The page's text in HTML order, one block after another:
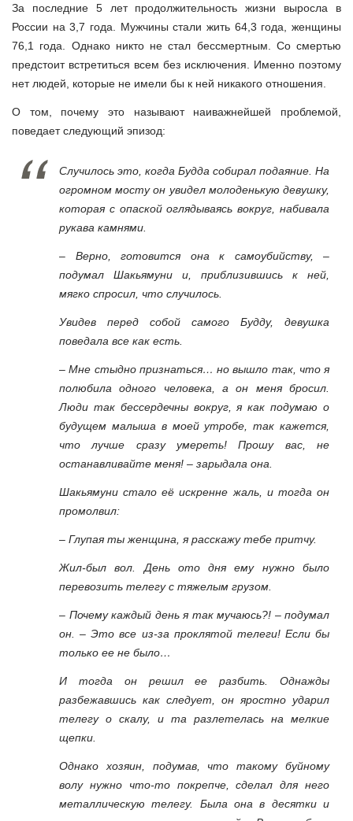
За последние 5 лет продолжительность жизни выросла в
России на 3,7 года. Мужчины стали жить 64,3 года, женщины
76,1 года. Однако никто не стал бессмертным. Со смертью
предстоит встретиться всем без исключения. Именно поэтому
нет людей, которые не имели бы к ней никакого отношения.
О том, почему это называют наиважнейшей проблемой,
поведает следующий эпизод:
Случилось это, когда Будда собирал подаяние. На
огромном мосту он увидел молоденькую девушку,
которая с опаской оглядываясь вокруг, набивала
рукава камнями.
– Верно, готовится она к самоубийству, –
подумал Шакьямуни и, приблизившись к ней,
мягко спросил, что случилось.
Увидев перед собой самого Будду, девушка
поведала все как есть.
– Мне стыдно признаться… но вышло так, что я
полюбила одного человека, а он меня бросил.
Люди так бессердечны вокруг, я как подумаю о
будущем малыша в моей утробе, так кажется,
что лучше сразу умереть! Прошу вас, не
останавливайте меня! – зарыдала она.
Шакьямуни стало её искренне жаль, и тогда он
промолвил:
– Глупая ты женщина, я расскажу тебе притчу.
Жил-был вол. День ото дня ему нужно было
перевозить телегу с тяжелым грузом.
– Почему каждый день я так мучаюсь?! – подумал
он. – Это все из-за проклятой телеги! Если бы
только ее не было…
И тогда он решил ее разбить. Однажды
разбежавшись как следует, он яростно ударил
телегу о скалу, и та разлетелась на мелкие
щепки.
Однако хозяин, подумав, что такому буйному
волу нужно что-то покрепче, сделал для него
металлическую телегу. Была она в десятки и